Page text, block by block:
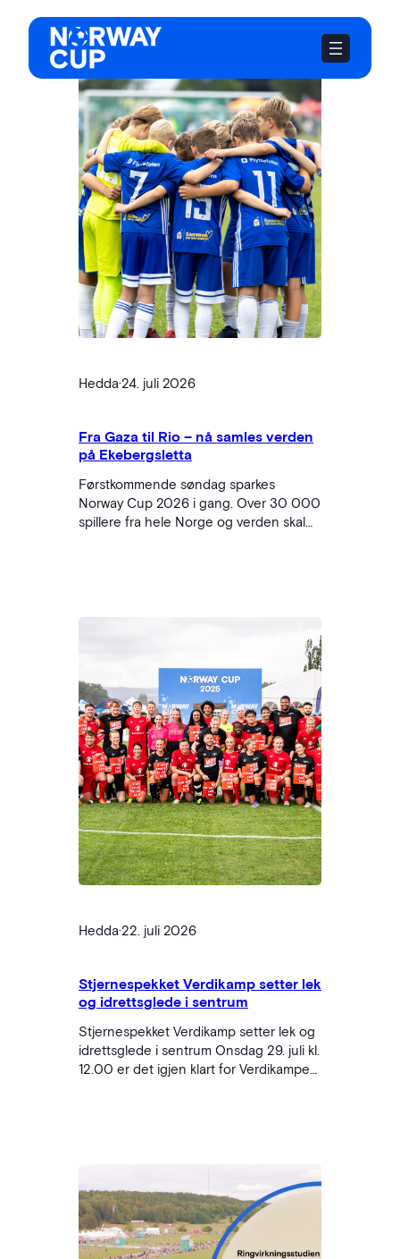
Hopp
innhold
Hedda·24. juli 2026
Fra Gaza til Rio – nå samles verden
på Ekebergsletta
Førstkommende søndag sparkes
Norway Cup 2026 i gang. Over 30 000
spillere fra hele Norge og verden skal
Elfenbenskysten, Ghana, Kenya, Mexico,
Hedda·22. juli 2026
Stjernespekket Verdikamp setter lek
og idrettsglede i sentrum
Stjernespekket Verdikamp setter lek og
idrettsglede i sentrum Onsdag 29. juli kl.
12.00 er det igjen klart for Verdikampen
resultatet på banen. Årets tema setter
søkelyset…